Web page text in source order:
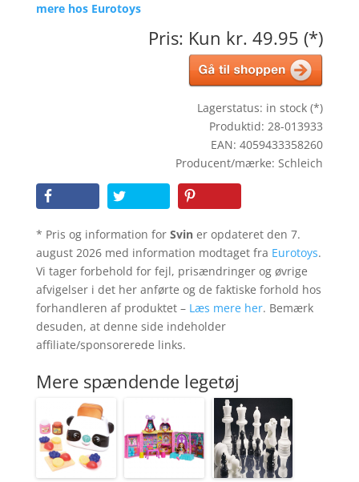
mere hos Eurotoys
Pris: Kun kr. 49.95 (*)
Lagerstatus: in stock (*)
Produktid: 28-013933
EAN: 4059433358260
Producent/mærke: Schleich
* Pris og information for Sviner opdateret den 7.
august 2026 med information modtaget fra Eurotoys.
Vi tager forbehold for fejl, prisændringer og øvrige
afvigelser i det her anførte og de faktiske forhold hos
forhandleren af produktet – Læs mere her. Bemærk
desuden, at denne side indeholder
affiliate/sponsorerede links.
Mere spændende legetøj